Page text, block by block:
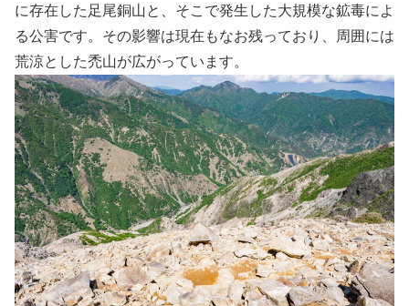
に存在した足尾銅山と、そこで発生した大規模な鉱毒によ
る公害です。その影響は現在もなお残っており、周囲には
荒涼とした禿山が広がっています。